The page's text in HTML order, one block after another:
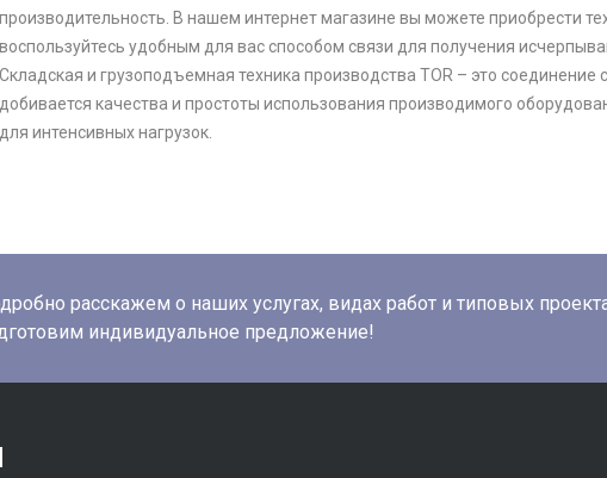
производительность. В нашем интернет магазине вы можете приобрести
воспользуйтесь удобным для вас способом связи для получения
Складская и грузоподъемная техника производства TOR – это
добивается качества и простоты использования производимого
для интенсивных нагрузок.
расскажем о наших услугах, видах работ и типовых
индивидуальное предложение!